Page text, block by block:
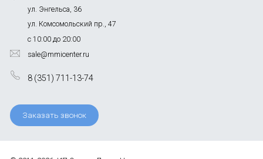
ул. Энгельса, 36
ул. Комсомольский пр., 47
с 10:00 до 20:00
sale@mmicenter.ru
8 (351) 711-13-74
Заказать звонок